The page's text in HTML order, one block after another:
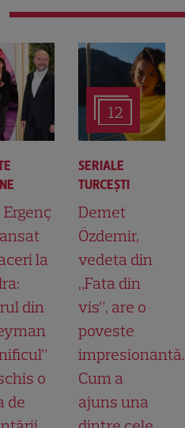
la
din
o
de
12
SERIALE
TURCEŞTI
Demet
Özdemir,
vedeta din
„Fata din
vis”, are o
poveste
impresionantă.
Cum a
ajuns una